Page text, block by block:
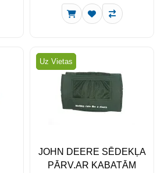
Uz Vietas
JOHN DEERE SĒDEKĻA
PĀRV.AR KABATĀM